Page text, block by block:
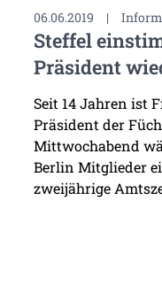
06.06.2019 |
Steffel
Präsident
Seit 14 Jahren ist
Präsident der
Mittwochabend
Berlin Mitglieder
zweijährige